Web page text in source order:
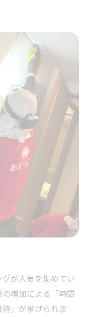
が人気を集めてい
増加による「時間
」が挙げられま